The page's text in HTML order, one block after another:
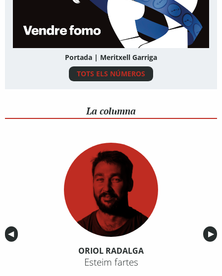
Portada | Meritxell Garriga
TOTS ELS NÚMEROS
La columna
Anterior
◀︎ ▶︎
ORIOL RADALGA
Esteim fartes